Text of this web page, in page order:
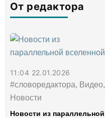
От редактора
11:04 22.01.2026
#словоредактора, Видео,
Новости
Новости из параллельной